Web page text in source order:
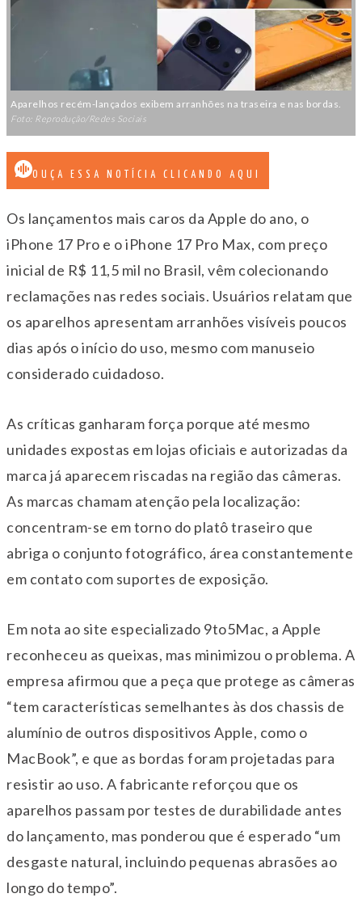
Aparelhos recém-lançados exibem arranhões na traseira e nas bordas.
Foto: Reprodução/Redes Sociais
OUÇA ESSA NOTÍCIA CLICANDO AQUI
Os lançamentos mais caros da Apple do ano, o
iPhone 17 Pro e o iPhone 17 Pro Max, com preço
inicial de R$ 11,5 mil no Brasil, vêm colecionando
reclamações nas redes sociais. Usuários relatam que
os aparelhos apresentam arranhões visíveis poucos
dias após o início do uso, mesmo com manuseio
considerado cuidadoso.
As críticas ganharam força porque até mesmo
unidades expostas em lojas oficiais e autorizadas da
marca já aparecem riscadas na região das câmeras.
As marcas chamam atenção pela localização:
concentram-se em torno do platô traseiro que
abriga o conjunto fotográfico, área constantemente
em contato com suportes de exposição.
Em nota ao site especializado 9to5Mac, a Apple
reconheceu as queixas, mas minimizou o problema. A
empresa afirmou que a peça que protege as câmeras
“tem características semelhantes às dos chassis de
alumínio de outros dispositivos Apple, como o
MacBook”, e que as bordas foram projetadas para
resistir ao uso. A fabricante reforçou que os
aparelhos passam por testes de durabilidade antes
do lançamento, mas ponderou que é esperado “um
desgaste natural, incluindo pequenas abrasões ao
longo do tempo”.